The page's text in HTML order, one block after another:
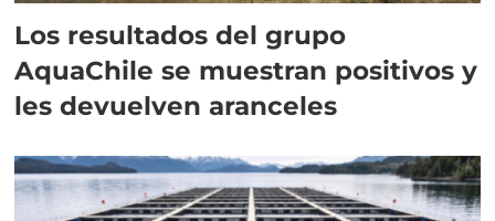
Los resultados del grupo
AquaChile se muestran positivos y
les devuelven aranceles